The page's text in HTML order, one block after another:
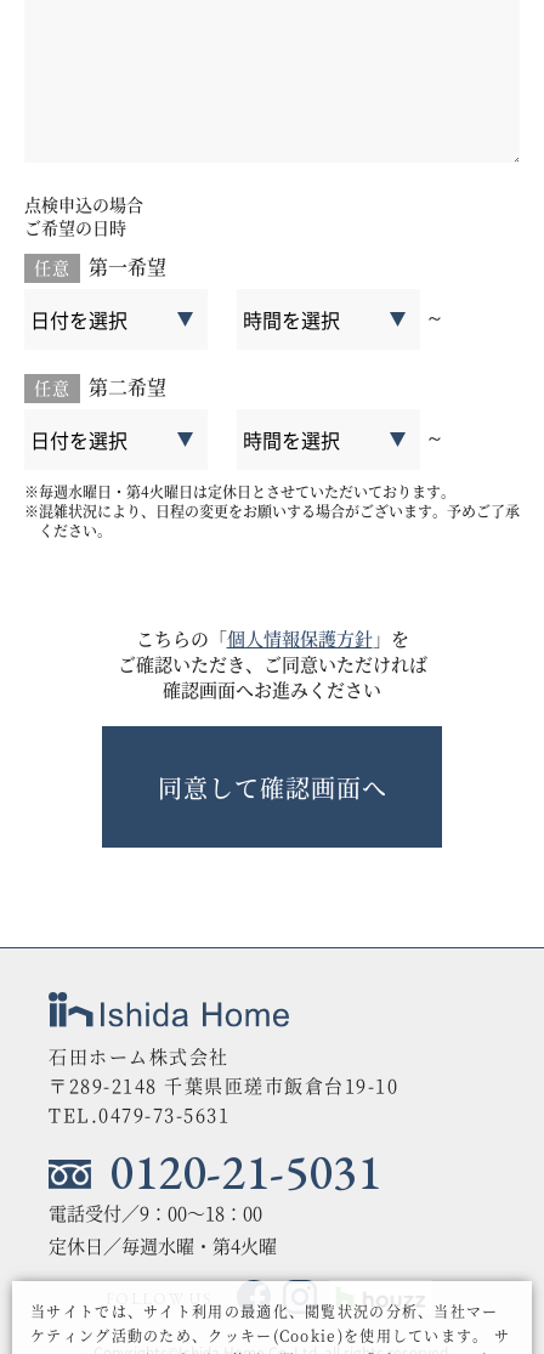
当サイトでは、サイト利用の最適化、閲覧状況の分析、当社マー
ケティング活動のため、クッキー(Cookie)を使用しています。
サ
点検申込の場合
ご希望の日時
任意
第一希望
～
任意
第二希望
～
毎週水曜日・第4火曜日は定休日とさせていただいております。
混雑状況により、日程の変更をお願いする場合がございます。予めご了承
ください。
こちらの「個人情報保護方針」を
ご確認いただき、ご同意いただければ
確認画面へお進みください
石田ホーム株式会社
〒289-2148 千葉県匝瑳市飯倉台19-10
TEL.0479-73-5631
0120-21-5031
電話受付／9：00〜18：00
定休日／毎週水曜・第4火曜